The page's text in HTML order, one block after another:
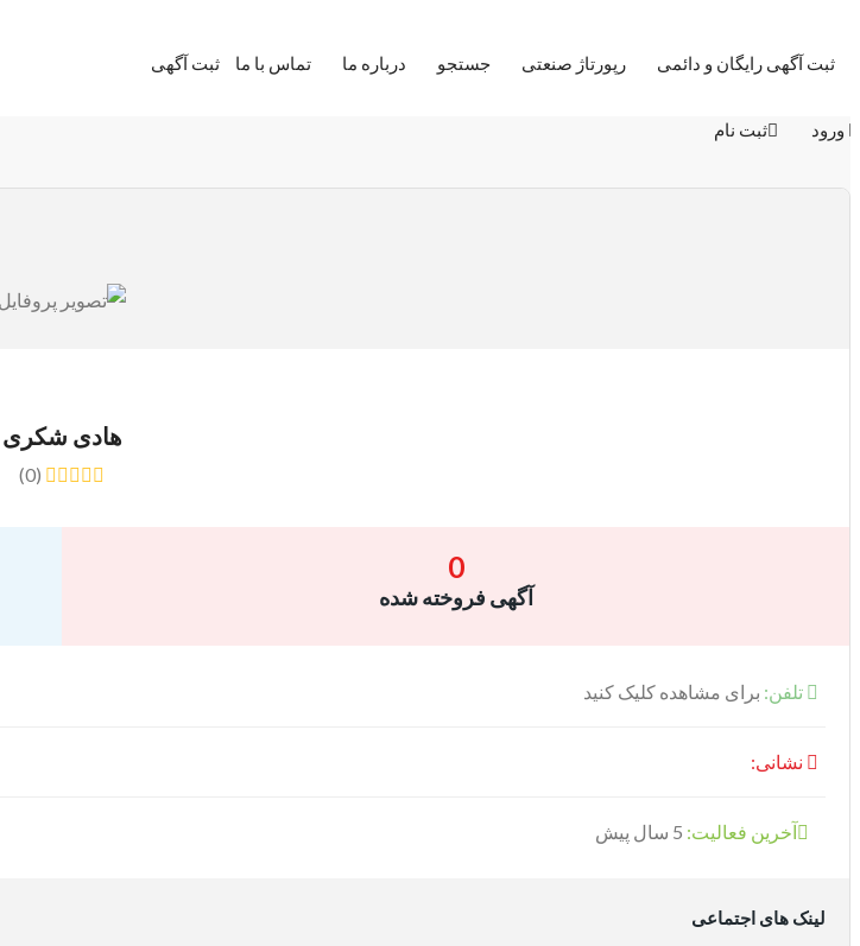
ثبت آگهی رایگان و دائمی رپورتاژ صنعتی جستجو درباره ما تماس با ما ثبت آگهی
ورود ثبت نام
هادی شکری
(0)
0
آگهی فروخته شده
تلفن: برای مشاهده کلیک کنید
نشانی:
آخرین فعالیت:
لینک های اجتماعی